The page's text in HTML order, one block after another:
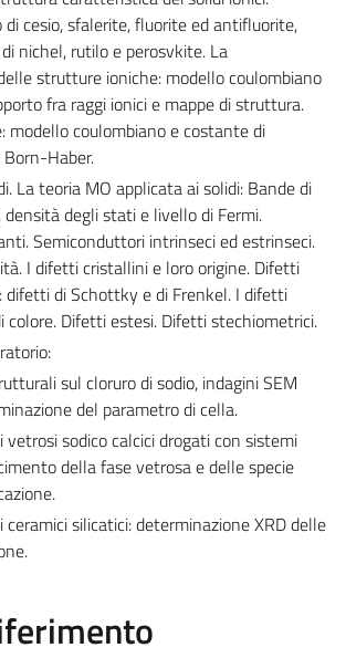
di cesio, sfalerite, fluorite ed antifluorite,
nichel, rutilo e perosvkite. La
strutture ioniche: modello coulombiano
fra raggi ionici e mappe di struttura.
modello coulombiano e costante di
Haber.
La teoria MO applicata ai solidi: Bande di
degli stati e livello di Fermi.
Semiconduttori intrinseci ed estrinseci.
I difetti cristallini e loro origine. Difetti
difetti di Schottky e di Frenkel. I difetti
colore. Difetti estesi. Difetti stechiometrici.
sul cloruro di sodio, indagini SEM
del parametro di cella.
sodico calcici drogati con sistemi
della fase vetrosa e delle specie
silicatici: determinazione XRD delle